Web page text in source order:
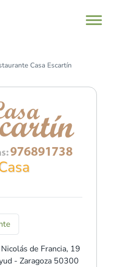
Casa Escartín
Nicolás de Francia, 19
- Zaragoza 50300